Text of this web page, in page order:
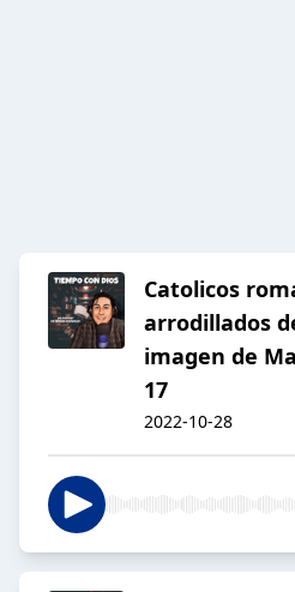
Catolicos
arrodillados
imagen de
17
2022-10-28